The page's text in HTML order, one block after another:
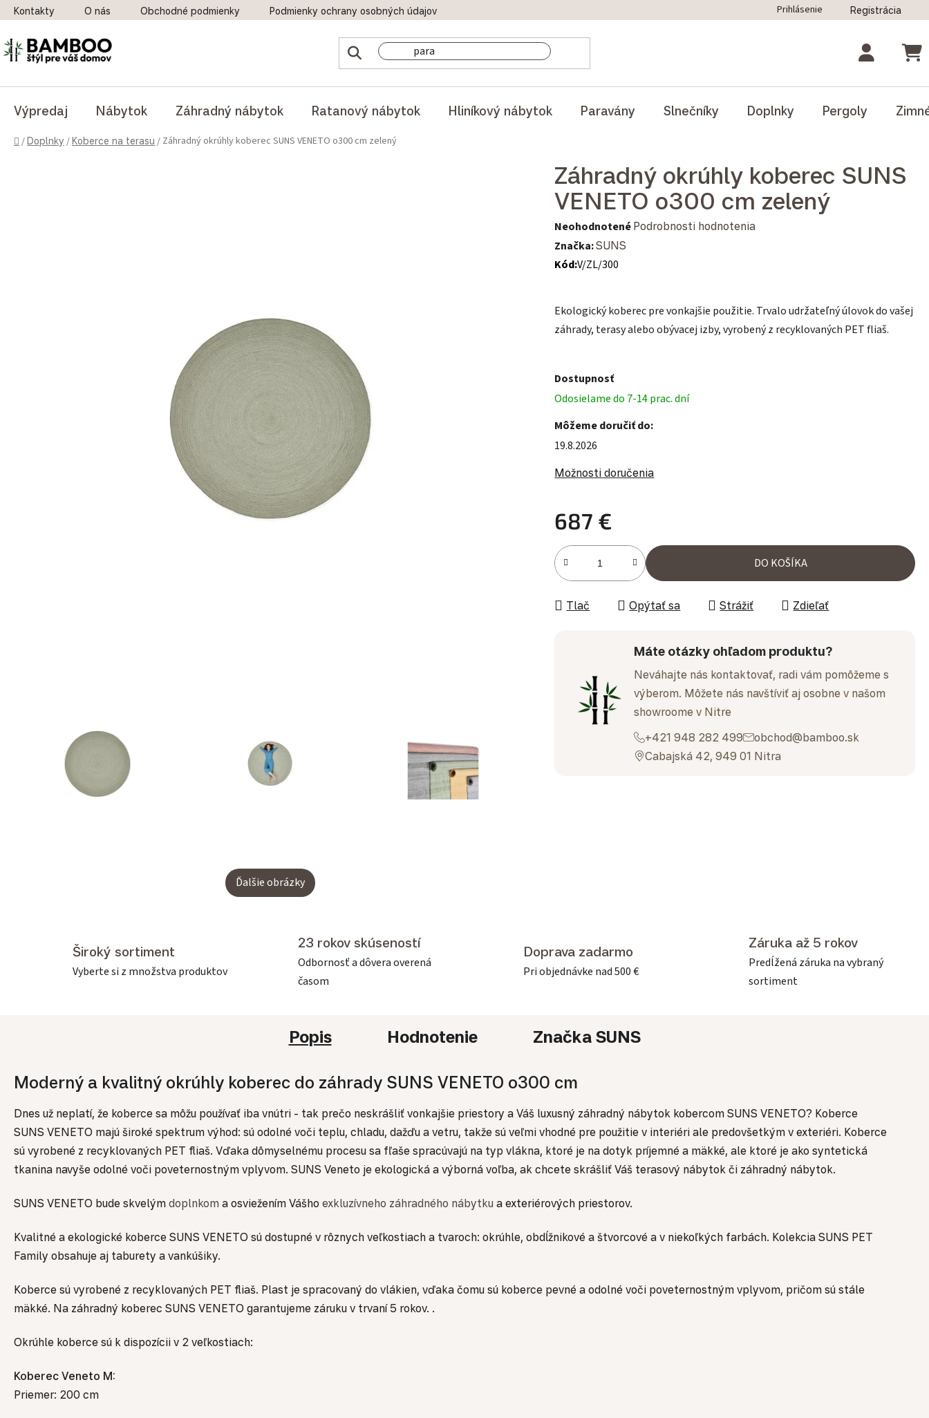
Prejsť na obsah
Kontakty O nás Obchodné podmienky Podmienky ochrany osobných údajov Odstúpenie od zmluvy
Prihlásenie Registrácia
Výpredaj Nábytok Záhradný nábytok Ratanový nábytok Hliníkový nábytok Paravány Slnečníky Doplnky Pergoly
Domov
/Doplnky /Koberce na terasu / Záhradný okrúhly koberec SUNS VENETO o300 cm zelený
Záhradný okrúhly koberec SUNS
VENETO o300 cm zelený
Priemerné hodnotenie produktu je 0,0 z 5 hviezdičiek.
Neohodnotené Podrobnosti hodnotenia
Značka:SUNS
Kód:V/ZL/300
Ekologický koberec pre vonkajšie použitie. Trvalo udržateľný úlovok do vašej
záhrady, terasy alebo obývacej izby, vyrobený z recyklovaných PET fliaš.
Dostupnosť
Odosielame do 7-14 prac. dní
Môžeme doručiť do:
19.8.2026
Možnosti doručenia
687 €
Jednotková cena:
DO KOŠÍKA
Tlač Opýtať sa Strážiť Zdieľať
Máte otázky ohľadom produktu?
Neváhajte nás kontaktovať, radi vám pomôžeme s
výberom. Môžete nás navštíviť aj osobne v našom
showroome v Nitre
+421 948 282 499
obchod@bamboo.sk
Cabajská 42, 949 01 Nitra
Ďalšie obrázky
Široký sortiment
Vyberte si z množstva produktov
23 rokov skúseností
Odbornosť a dôvera overená
časom
Doprava zadarmo
Pri objednávke nad 500 €
Záruka až 5 rokov
Predĺžená záruka na vybraný
sortiment
Popis Hodnotenie ZnačkaSUNS
Moderný a kvalitný okrúhly koberec do záhrady SUNS VENETO o300 cm
Dnes už neplatí, že koberce sa môžu používať iba vnútri - tak prečo neskrášliť vonkajšie priestory a Váš luxusný záhradný nábytok kobercom SUNS VENETO? Koberce
SUNS VENETO majú široké spektrum výhod: sú odolné voči teplu, chladu, dažďu a vetru, takže sú veľmi vhodné pre použitie v interiéri ale predovšetkým v exteriéri. Koberce
sú vyrobené z recyklovaných PET fliaš. Vďaka dômyselnému procesu sa fľaše spracúvajú na typ vlákna, ktoré je na dotyk príjemné a mäkké, ale ktoré je ako syntetická
tkanina navyše odolné voči poveternostným vplyvom. SUNS Veneto je ekologická a výborná voľba, ak chcete skrášliť Váš terasový nábytok či záhradný nábytok.
SUNS VENETO bude skvelým doplnkom a osviežením Vášho exkluzívneho záhradného nábytku a exteriérových priestorov.
Kvalitné a ekologické koberce SUNS VENETO sú dostupné v rôznych veľkostiach a tvaroch: okrúhle, obdĺžnikové a štvorcové a v niekoľkých farbách. Kolekcia SUNS PET
Family obsahuje aj taburety a vankúšiky.
Koberce sú vyrobené z recyklovaných PET fliaš. Plast je spracovaný do vlákien, vďaka čomu sú koberce pevné a odolné voči poveternostným vplyvom, pričom sú stále
mäkké. Na záhradný koberec SUNS VENETO garantujeme záruku v trvaní 5 rokov. .
Okrúhle koberce sú k dispozícii v 2 veľkostiach:
Koberec Veneto M:
Priemer: 200 cm